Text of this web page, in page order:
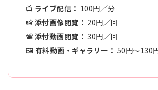
📺 ライブ配信： 100円／分
📸添付画像閲覧： 20円／回
📽️添付動画閲覧： 30円／回
🖼️有料動画・ギャラリー： 50円〜130